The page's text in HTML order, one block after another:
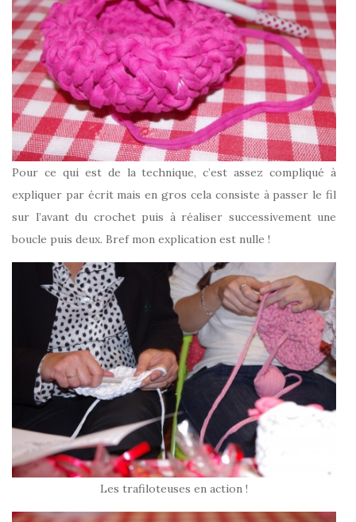
Pour ce qui est de la technique, c’est assez compliqué à
expliquer par écrit mais en gros cela consiste à passer le fil
sur l’avant du crochet puis à réaliser successivement une
boucle puis deux. Bref mon explication est nulle !
Les trafiloteuses en action !